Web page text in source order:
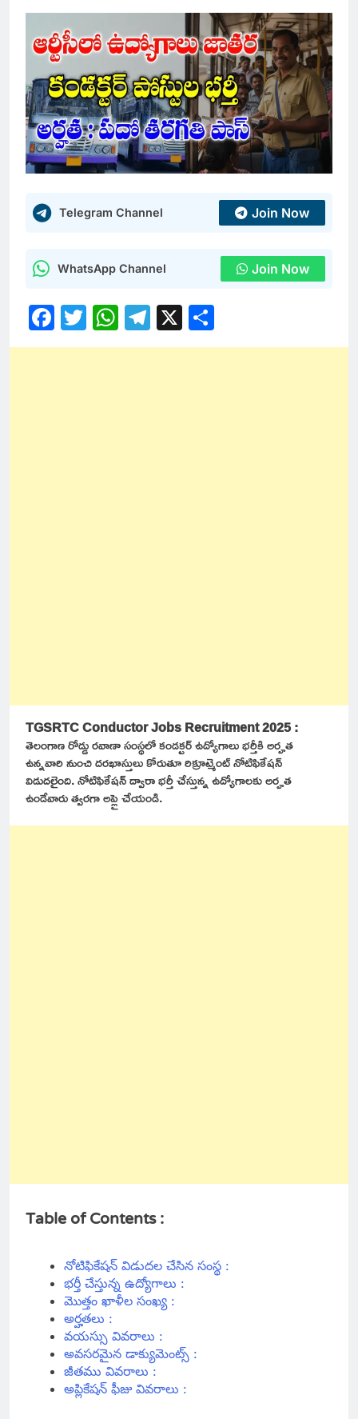
Telegram Channel Join Now
WhatsApp Channel Join Now
Facebook
Twitter
WhatsApp
Telegram
X
TGSRTC Conductor Jobs Recruitment 2025 :
తెలంగాణ రోడ్డు రవాణా సంస్థలో కండక్టర్ ఉద్యోగాలు భర్తీకి అర్హత
ఉన్నవారి నుంచి దరఖాస్తులు కోరుతూ రిక్రూట్మెంట్ నోటిఫికేషన్
విడుదలైంది. నోటిఫికేషన్ ద్వారా భర్తీ చేస్తున్న ఉద్యోగాలకు అర్హత
ఉండేవారు త్వరగా అప్లై చేయండి.
Table of Contents :
నోటిఫికేషన్ విడుదల చేసిన సంస్థ :
భర్తీ చేస్తున్న ఉద్యోగాలు :
మొత్తం ఖాళీల సంఖ్య :
అర్హతలు :
వయస్సు వివరాలు :
అవసరమైన డాక్యుమెంట్స్ :
జీతము వివరాలు :
అప్లికేషన్ ఫీజు వివరాలు :